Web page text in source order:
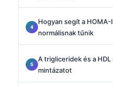
Hogyan segít a HOMA-
normálisnak tűnik
A trigliceridek és a
mintázatot